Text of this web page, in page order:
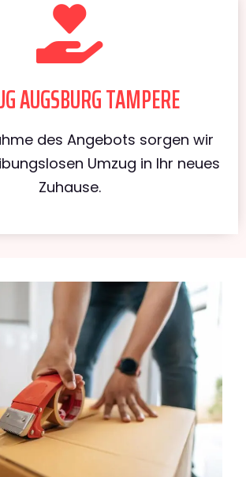
AUGSBURG TAMPERE
des Angebots sorgen wir
Umzug in Ihr neues
Zuhause.